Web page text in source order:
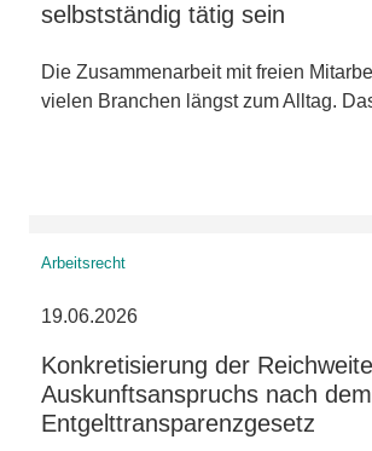
selbstständig tätig sein
Die Zusammenarbeit mit freien
vielen Branchen längst zum Alltag.
Arbeitsrecht
19.06.2026
Konkretisierung der
Auskunftsanspruchs nach dem
Entgelttransparenzgesetz